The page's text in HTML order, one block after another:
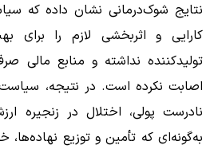
نتایج شوک‌درمانی نشان داده که
کارایی و اثربخشی لازم را برای
تولیدکننده نداشته و منابع مالی
اصابت نکرده است. در نتیجه،
نادرست پولی، اختلال در زنجیره
به‌گونه‌ای که تأمین و توزیع نهاده‌ها،